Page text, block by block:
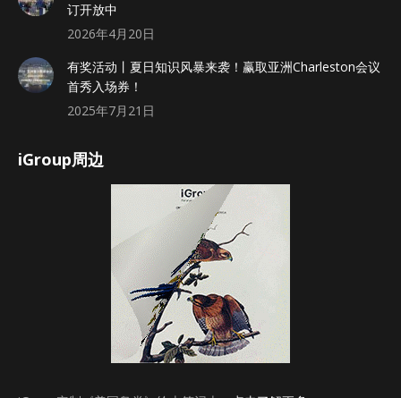
订开放中
2026年4月20日
有奖活动丨夏日知识风暴来袭！赢取亚洲Charleston会议
首秀入场券！
2025年7月21日
iGroup周边